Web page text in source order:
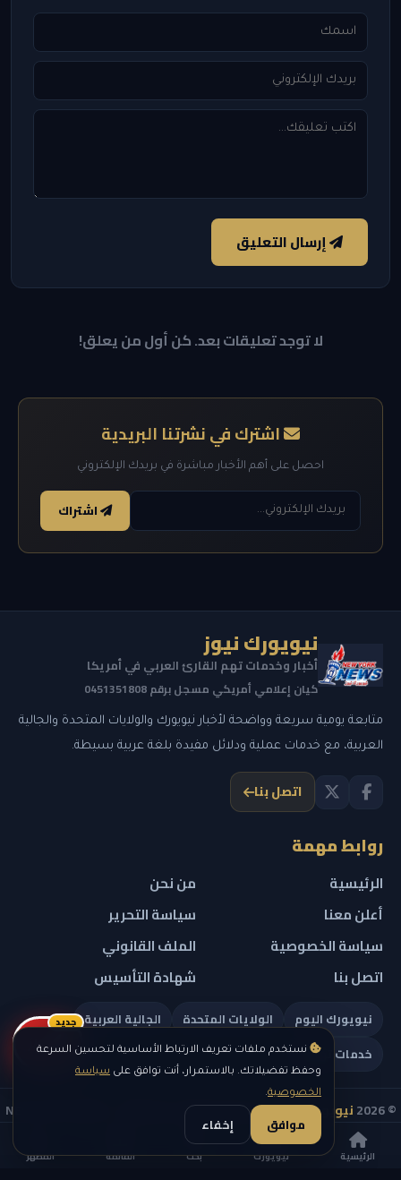
الرئيسية نيويورك بحث القائمة المظهر
نستخدم ملفات تعريف الارتباط الأساسية لتحسين السرعة
وحفظ تفضيلاتك. بالاستمرار، أنت توافق على سياسة
الخصوصية.
موافق إخفاء
إرسال التعليق
لا توجد تعليقات بعد. كن أول من يعلق!
اشترك في نشرتنا البريدية
احصل على أهم الأخبار مباشرة في بريدك الإلكتروني
اشتراك
نيويورك نيوز
أخبار وخدمات تهم القارئ العربي في أمريكا
كيان إعلامي أمريكي مسجل برقم 0451351808
متابعة يومية سريعة وواضحة لأخبار نيويورك والولايات المتحدة والجالية
العربية، مع خدمات عملية ودلائل مفيدة بلغة عربية بسيطة.
اتصل بنا
روابط مهمة
الرئيسية
من نحن
أعلن معنا
سياسة التحرير
سياسة الخصوصية
الملف القانوني
اتصل بنا
شهادة التأسيس
نيويورك اليوم الولايات المتحدة
الجالية العربية
خدمات تهمك
© 2026 نيويورك نيوز
— جميع الحقوق محفوظة — NEW YORK NEWS
IN ARABIC LLC — رقم التسجيل 0451351808
ريلز
جديد